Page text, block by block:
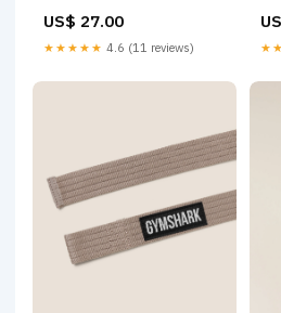
US$ 27.00
★★★★★ 4.6 (11 reviews)